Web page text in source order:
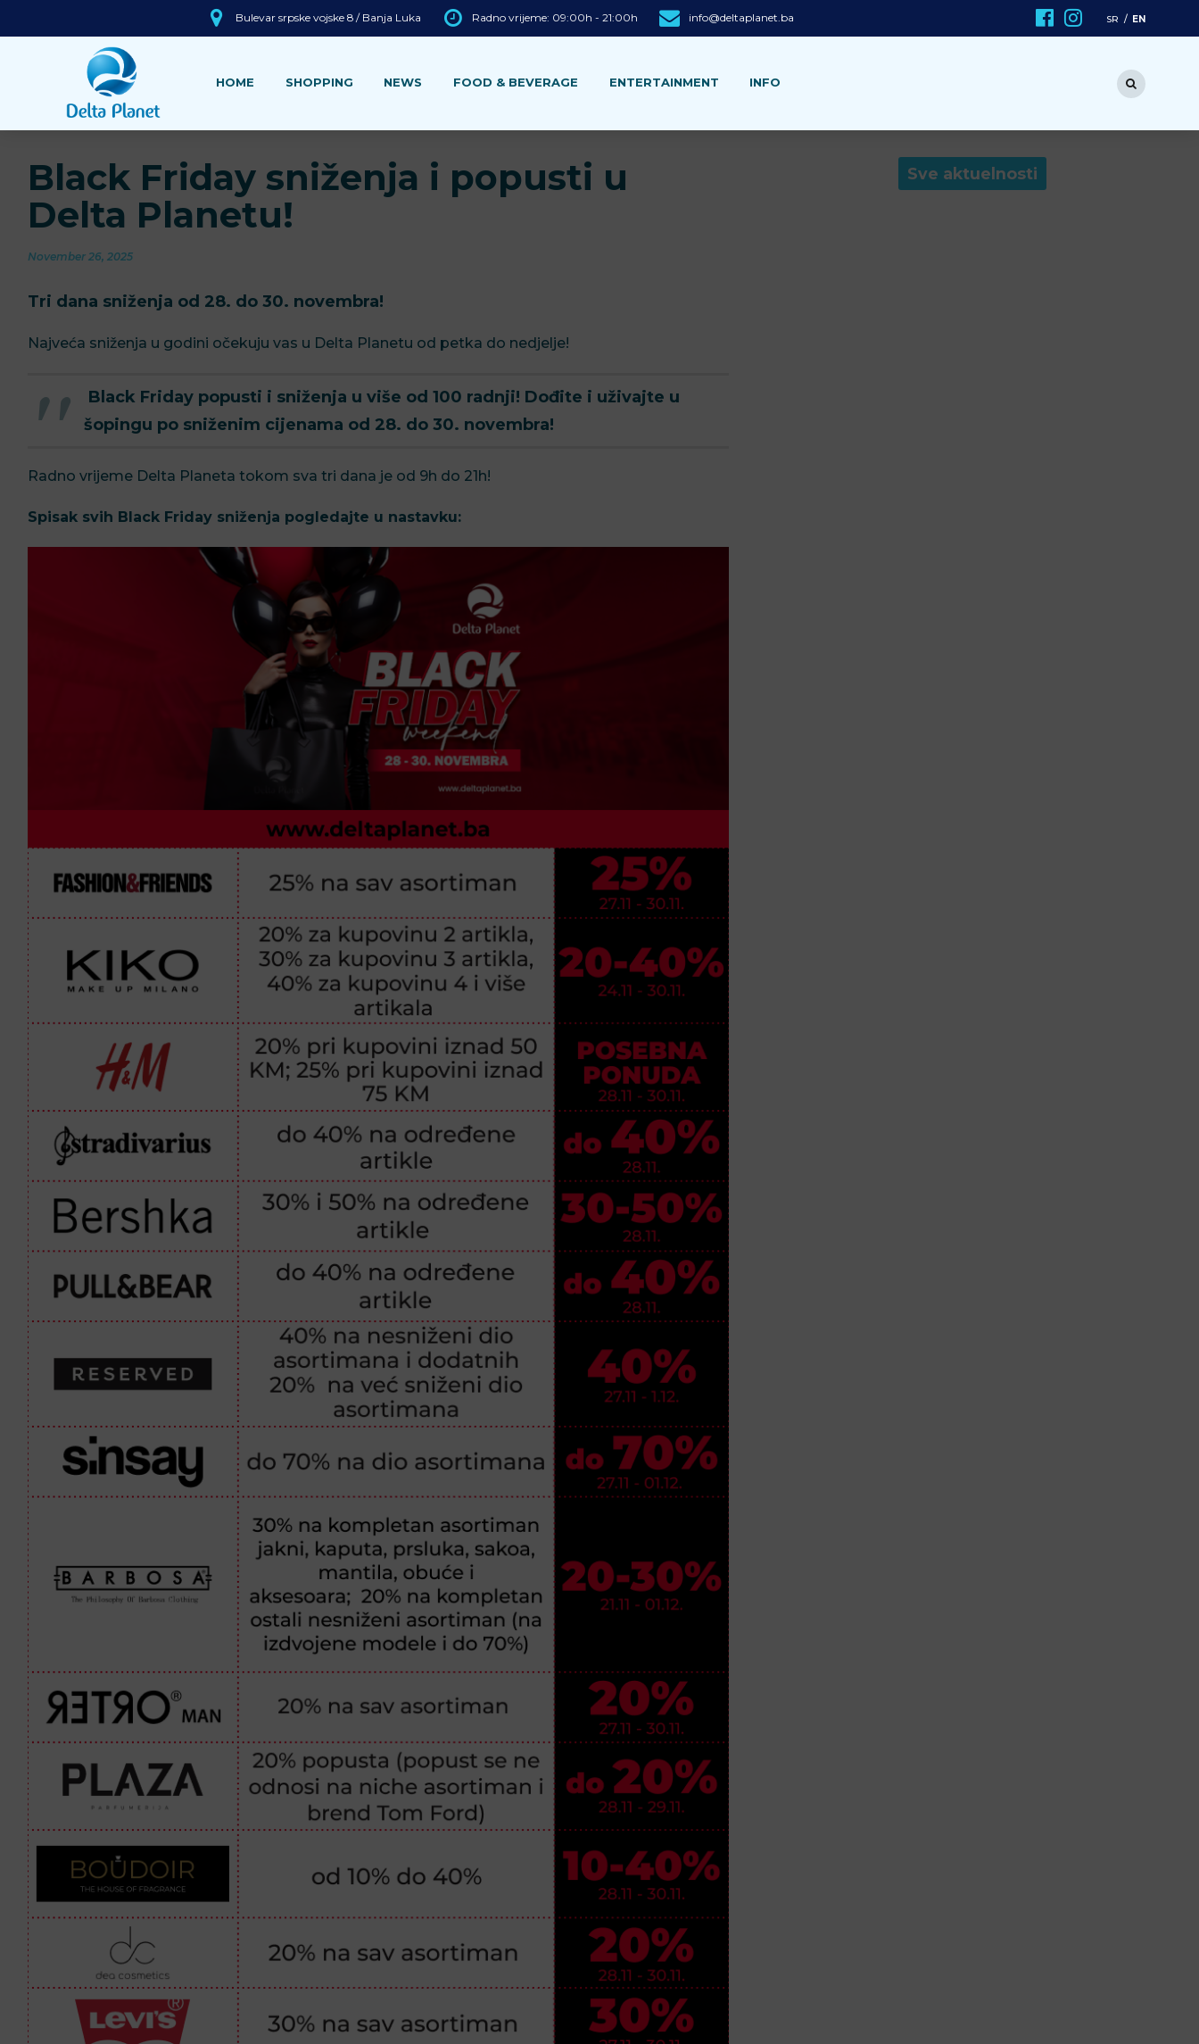
Bulevar srpske vojske 8 / Banja Luka Radno vrijeme: 09:00h - 21:00h info@deltaplanet.ba SR EN
HOME SHOPPING NEWS FOOD & BEVERAGE ENTERTAINMENT INFO
Black Friday sniženja i popusti u
Delta Planetu!
November 26, 2025
Tri dana sniženja od 28. do 30. novembra!
Najveća sniženja u godini očekuju vas u Delta Planetu od petka do nedjelje!
Black Friday popusti i sniženja u više od 100 radnji! Dođite i uživajte u
šopingu po sniženim cijenama od 28. do 30. novembra!
Radno vrijeme Delta Planeta tokom sva tri dana je od 9h do 21h!
Spisak svih Black Friday sniženja pogledajte u nastavku:
Sve aktuelnosti